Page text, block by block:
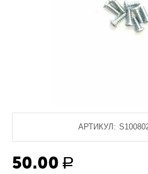
АРТИКУЛ:
50.00 Р